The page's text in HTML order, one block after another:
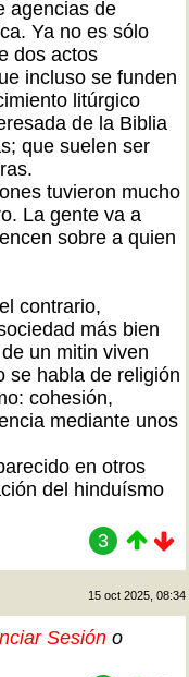
agencias de
Ya no es sólo
dos actos
incluso se funden
litúrgico
de la Biblia
que suelen ser
tuvieron mucho
La gente va a
sobre a quien
contrario,
más bien
un mitin viven
se habla de religión
cohesión,
mediante unos
en otros
del hinduísmo
3
15 oct 2025, 08:34
Sesión o